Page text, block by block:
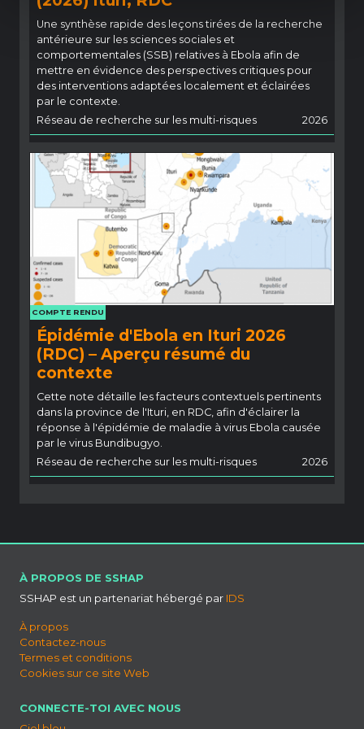
Une synthèse rapide des leçons tirées de la recherche
antérieure sur les sciences sociales et
comportementales (SSB) relatives à Ebola afin de
mettre en évidence des perspectives critiques pour
des interventions adaptées localement et éclairées
par le contexte.
Réseau de recherche sur les multi-risques
2026
COMPTE RENDU
Épidémie d'Ebola en Ituri 2026
(RDC) – Aperçu résumé du
contexte
Cette note détaille les facteurs contextuels pertinents
dans la province de l'Ituri, en RDC, afin d'éclairer la
réponse à l'épidémie de maladie à virus Ebola causée
par le virus Bundibugyo.
Réseau de recherche sur les multi-risques
2026
À PROPOS DE SSHAP
SSHAP est un partenariat hébergé par IDS
À propos
Contactez-nous
Termes et conditions
Cookies sur ce site Web
CONNECTE-TOI AVEC NOUS